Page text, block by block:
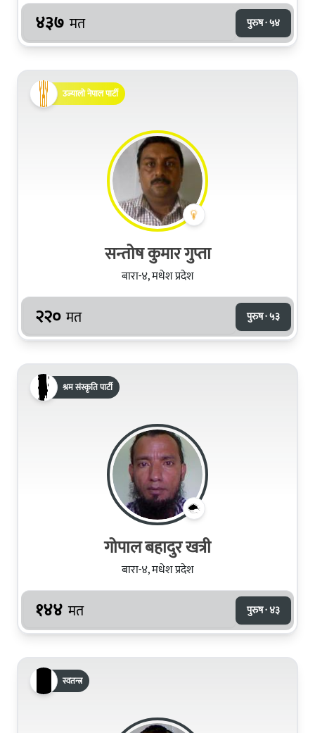
४३७ मत पुरुष · ५४
उज्यालो नेपाल पार्टी
सन्तोष कुमार गुप्ता
बारा-४, मधेश प्रदेश
२२० मत पुरुष · ५३
श्रम संस्कृति पार्टी
गोपाल बहादुर खत्री
बारा-४, मधेश प्रदेश
१४४ मत पुरुष · ४३
स्वतन्त्र